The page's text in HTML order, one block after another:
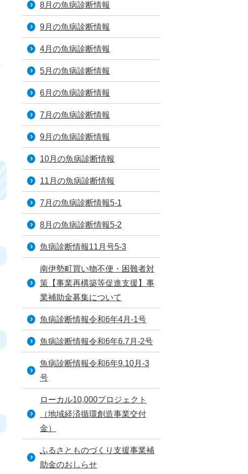
8月の魚病診断情報
9月の魚病診断情報
4月の魚病診断情報
5月の魚病診断情報
6月の魚病診断情報
7月の魚病診断情報
9月の魚病診断情報
10月の魚病診断情報
11月の魚病診断情報
7月の魚病診断情報5-1
8月の魚病診断情報5-2
魚病診断情報11月号5-3
南伊勢町買い物不便・困難者対
策【事業再構築等促進支援】事
業補助金募集について
魚病診断情報令和6年4月‐1号
魚病診断情報令和6年6.7月‐2号
魚病診断情報令和6年9.10月‐3
号
ローカル10,000プロジェクト
（地域経済循環創造事業交付
金）
ふるさとものづくり支援事業補
助金のおしらせ